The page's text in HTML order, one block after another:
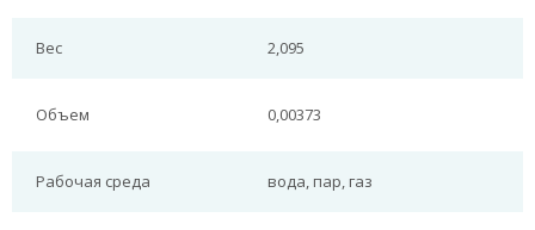
Вес 2,095
Объем 0,00373
Рабочая среда вода, пар, газ